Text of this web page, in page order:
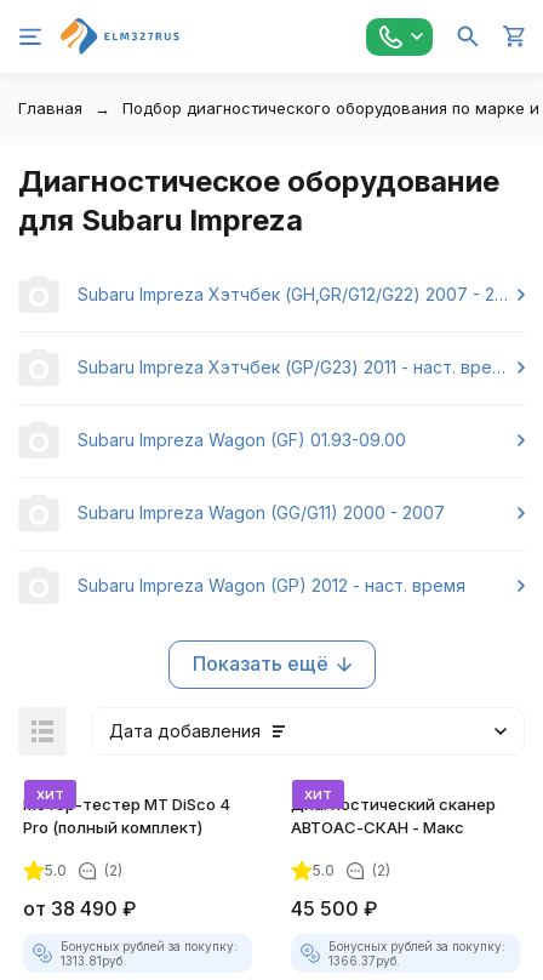
Главная Подбор диагностического оборудования по марке
Диагностическое оборудование
для Subaru Impreza
Subaru Impreza Хэтчбек (GH,GR/G12/G22) 2007 - 2014
Subaru Impreza Хэтчбек (GP/G23) 2011 - наст. время
Subaru Impreza Wagon (GF) 01.93-09.00
Subaru Impreza Wagon (GG/G11) 2000 - 2007
Subaru Impreza Wagon (GP) 2012 - наст. время
Показать ещё
Дата добавления
хит
Мотор-тестер MT DiSco 4
Pro (полный комплект)
5.0 (2)
от 38 490 ₽
Бонусных рублей за покупку:
1313.81руб.
хит
Диагностический сканер
АВТОАС-СКАН - Макс
5.0 (2)
45 500 ₽
Бонусных рублей за покупку:
1366.37руб.